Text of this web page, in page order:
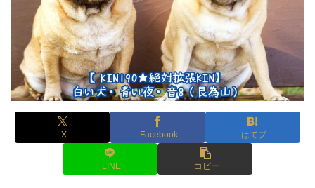
X Facebook はてブ
LINE コピー